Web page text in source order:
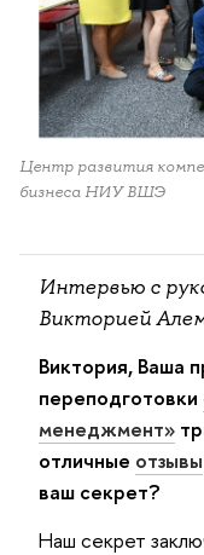
Центр развития
бизнеса НИУ ВШЭ
Интервью с
Викторией
Виктория, Ваша
переподготовки
менеджмент»
отличные отзывы
ваш секрет?
Наш секрет